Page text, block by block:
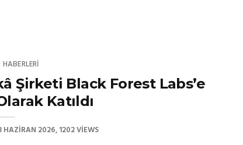
Şirketi Black Forest Labs’e
Katıldı
HAZIRAN 2026 1202 VIEWS